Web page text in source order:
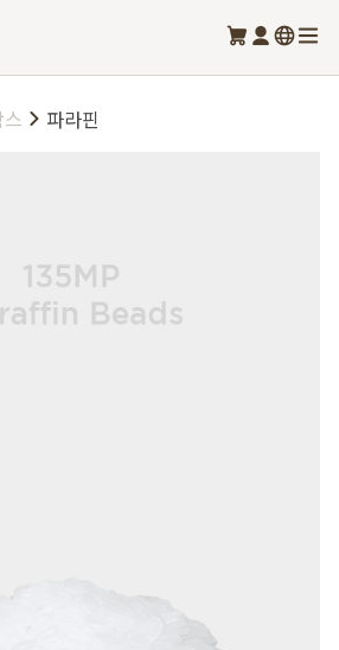
파라핀